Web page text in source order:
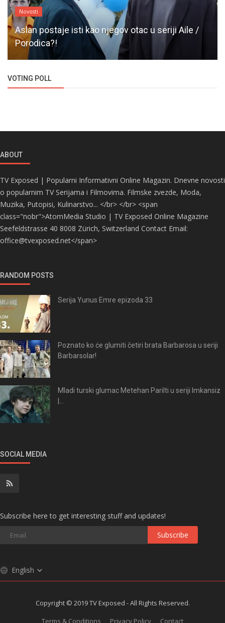
Novosti
Aslan postaje isti kao njegov otac u seriji Aile /
Porodica?!
VOTING POLL
ABOUT
TV Exposed | Popularni Informativni Online Magazin. Dnevne novosti
o popularnim TV Serijama i Filmovima. Filmske zvezde, Moda,
Muzika, Putopisi, Kulinarstvo... </br> </br> <span
class="nobr">AtomMedia Studio | TV Exposed Online Magazine
Seefeldstrasse 40 8008 Zürich, Switzerland Contact Email:
office@tvexposed.net</span>
RANDOM POSTS
Serija Yunus Emre epizoda 33
Poznato ko će glumiti četiri brata Barbarosa u seriji
Barbarsolar!
Mladi turski glumac Metehan Parilti u seriji Imkansiz
SOCIAL MEDIA
Subscribe here to get interesting stuff and updates!
Subscribe
English
Copyright © 2019 TV Exposed - All Rights Reserved.
Terms & Conditions
Privacy Policy Contact